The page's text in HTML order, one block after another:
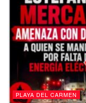
PLAYA DEL CARMEN